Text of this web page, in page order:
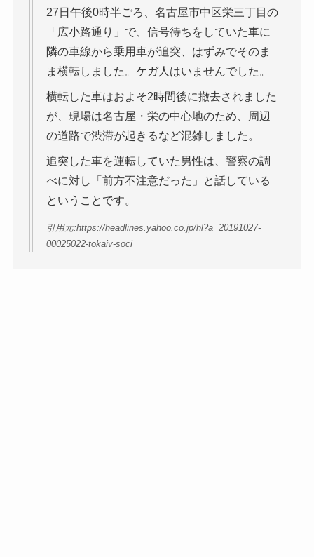
27日午後0時半ごろ、名古屋市中区栄三丁目の
「広小路通り」で、信号待ちをしていた車に
隣の車線から乗用車が追突、はずみでそのま
ま横転しました。ケガ人はいませんでした。
横転した車はおよそ2時間後に撤去されました
が、現場は名古屋・栄の中心地のため、周辺
の道路で渋滞が起きるなど混雑しました。
追突した車を運転していた男性は、警察の調
べに対し「前方不注意だった」と話している
ということです。
引用元:https://headlines.yahoo.co.jp/hl?a=20191027-
00025022-tokaiv-soci